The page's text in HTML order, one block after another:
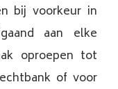
bij voorkeur in
aan elke
oproepen tot
of voor